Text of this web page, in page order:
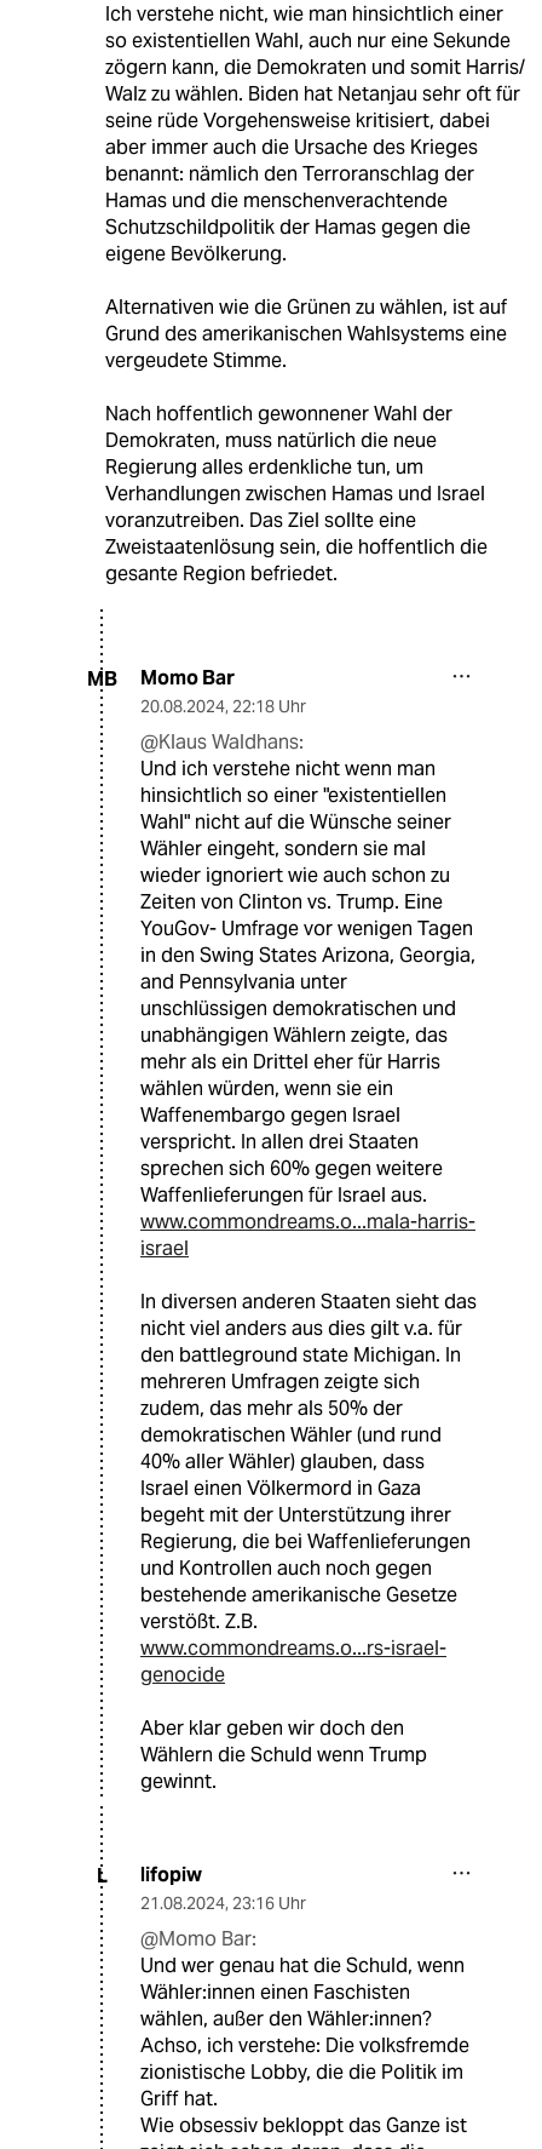
Ich verstehe nicht, wie man hinsichtlich einer
so existentiellen Wahl, auch nur eine Sekunde
zögern kann, die Demokraten und somit Harris/
Walz zu wählen. Biden hat Netanjau sehr oft für
seine rüde Vorgehensweise kritisiert, dabei
aber immer auch die Ursache des Krieges
benannt: nämlich den Terroranschlag der
Hamas und die menschenverachtende
Schutzschildpolitik der Hamas gegen die
eigene Bevölkerung.
Alternativen wie die Grünen zu wählen, ist auf
Grund des amerikanischen Wahlsystems eine
vergeudete Stimme.
Nach hoffentlich gewonnener Wahl der
Demokraten, muss natürlich die neue
Regierung alles erdenkliche tun, um
Verhandlungen zwischen Hamas und Israel
voranzutreiben. Das Ziel sollte eine
Zweistaatenlösung sein, die hoffentlich die
gesante Region befriedet.
MB Momo Bar
20.08.2024, 22:18 Uhr
@Klaus Waldhans:
Und ich verstehe nicht wenn man
hinsichtlich so einer "existentiellen
Wahl" nicht auf die Wünsche seiner
Wähler eingeht, sondern sie mal
wieder ignoriert wie auch schon zu
Zeiten von Clinton vs. Trump. Eine
YouGov- Umfrage vor wenigen Tagen
in den Swing States Arizona, Georgia,
and Pennsylvania unter
unschlüssigen demokratischen und
unabhängigen Wählern zeigte, das
mehr als ein Drittel eher für Harris
wählen würden, wenn sie ein
Waffenembargo gegen Israel
verspricht. In allen drei Staaten
sprechen sich 60% gegen weitere
Waffenlieferungen für Israel aus.
www.commondreams.o...mala-harris-
israel
In diversen anderen Staaten sieht das
nicht viel anders aus dies gilt v.a. für
den battleground state Michigan. In
mehreren Umfragen zeigte sich
zudem, das mehr als 50% der
demokratischen Wähler (und rund
40% aller Wähler) glauben, dass
Israel einen Völkermord in Gaza
begeht mit der Unterstützung ihrer
Regierung, die bei Waffenlieferungen
und Kontrollen auch noch gegen
bestehende amerikanische Gesetze
verstößt. Z.B.
www.commondreams.o...rs-israel-
genocide
Aber klar geben wir doch den
Wählern die Schuld wenn Trump
gewinnt.
L lifopiw
21.08.2024, 23:16 Uhr
@Momo Bar:
Und wer genau hat die Schuld, wenn
Wähler:innen einen Faschisten
wählen, außer den Wähler:innen?
Achso, ich verstehe: Die volksfremde
zionistische Lobby, die die Politik im
Griff hat.
Wie obsessiv bekloppt das Ganze ist